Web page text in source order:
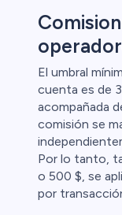
El umbral
cuenta es de
acompañada
comisión se
Por lo tanto,
o 500 $, se
por